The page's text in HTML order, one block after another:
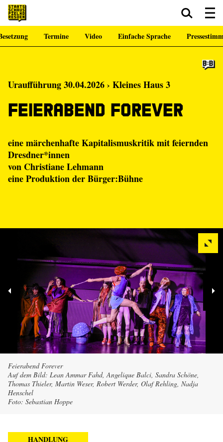
Zum Hauptinhalt springen Zum Footer springen
Termine Video Einfache Sprache
Uraufführung 30.04.2026 › Kleines Haus 3
Feierabend Forever
eine märchenhafte Kapitalismuskritik mit feiernden
Dresdner*innen
von Christiane Lehmann
eine Produktion derBürger:Bühne
Feierabend Forever
Auf dem Bild: Lean Ammar Fahd, Angelique Balci, Sandra Schöne,
Thomas Thieler, Martin Weser, Robert Werder, Olaf Rehling, Nadja
Henschel
Foto: Sebastian Hoppe
HANDLUNG